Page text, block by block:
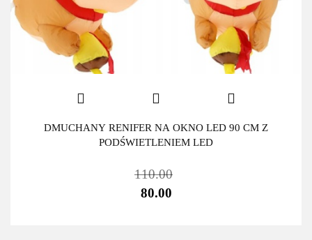
DMUCHANY RENIFER NA OKNO LED 90 CM Z
PODŚWIETLENIEM LED
110.00
80.00